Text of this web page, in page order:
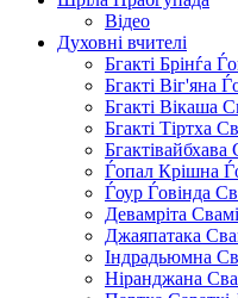
Відео
Духовні вчителі
Бгакті Брінѓа
Бгакті Віг'яна
Бгакті Вікаша
Бгакті Тіртха
Бгактівайбхава
Ѓопал Крішна
Ѓоур Ѓовінда
Девамріта Свамі
Джаяпатака
Індрадьюмна
Ніранджана